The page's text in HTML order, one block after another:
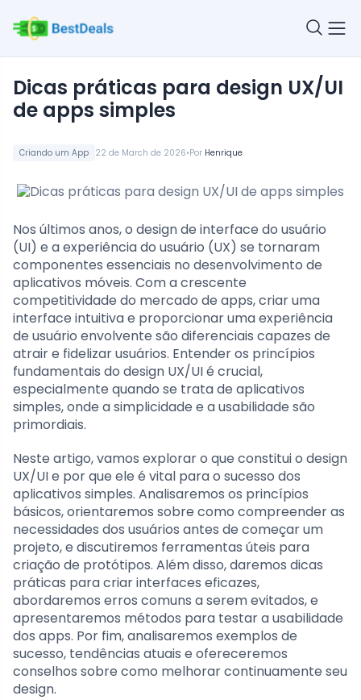
Criando um App 22 de March de 2026•Por Henrique
Dicas práticas para design UX/UI
de apps simples
Nos últimos anos, o design de interface do usuário
(UI) e a experiência do usuário (UX) se tornaram
componentes essenciais no desenvolvimento de
aplicativos móveis. Com a crescente
competitividade do mercado de apps, criar uma
interface intuitiva e proporcionar uma experiência
de usuário envolvente são diferenciais capazes de
atrair e fidelizar usuários. Entender os princípios
fundamentais do design UX/UI é crucial,
especialmente quando se trata de aplicativos
simples, onde a simplicidade e a usabilidade são
primordiais.
Neste artigo, vamos explorar o que constitui o design
UX/UI e por que ele é vital para o sucesso dos
aplicativos simples. Analisaremos os princípios
básicos, orientaremos sobre como compreender as
necessidades dos usuários antes de começar um
projeto, e discutiremos ferramentas úteis para
criação de protótipos. Além disso, daremos dicas
práticas para criar interfaces eficazes,
abordaremos erros comuns a serem evitados, e
apresentaremos métodos para testar a usabilidade
dos apps. Por fim, analisaremos exemplos de
sucesso, tendências atuais e ofereceremos
conselhos sobre como melhorar continuamente seu
design.